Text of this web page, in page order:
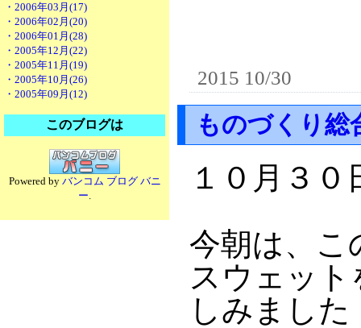
・2006年03月(17)
・2006年02月(20)
・2006年01月(28)
・2005年12月(22)
・2005年11月(19)
・2005年10月(26)
・2005年09月(12)
このブログは
Powered by バンコム ブログ バニ
ー.
2015 10/30
ものづくり総
１０月３０
今朝は、こ
スウェッ
しみました